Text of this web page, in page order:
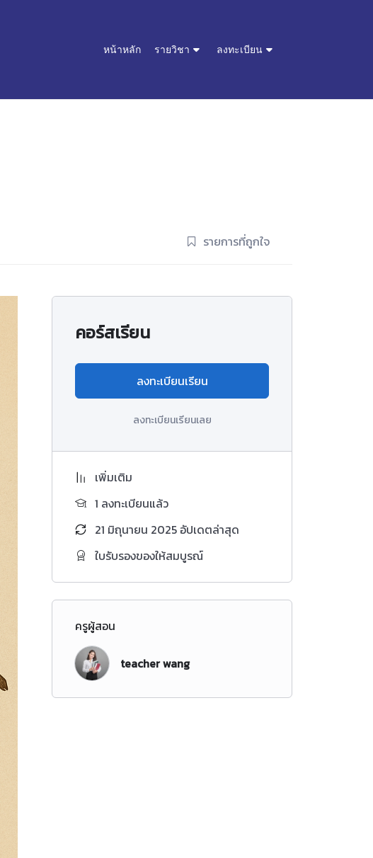
หน้าหลัก รายวิชา ลงทะเบียน
รายการที่ถูกใจ
คอร์สเรียน
ลงทะเบียนเรียน
ลงทะเบียนเรียนเลย
เพิ่มเติม
1 ลงทะเบียนแล้ว
21 มิถุนายน 2025 อัปเดตล่าสุด
ใบรับรองของให้สมบูรณ์
ครูผู้สอน
teacher wang